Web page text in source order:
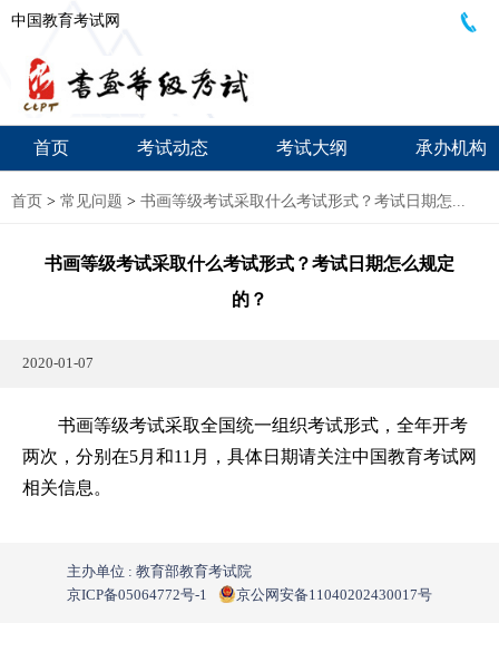
中国教育考试网
首页 考试动态 考试大纲 承办机构
首页 > 常见问题 > 书画等级考试采取什么考试形式？考试日期怎...
书画等级考试采取什么考试形式？考试日期怎么规定
的？
2020-01-07
书画等级考试采取全国统一组织考试形式，全年开考
两次，分别在5月和11月，具体日期请关注中国教育考试网
相关信息。
主办单位 : 教育部教育考试院
京ICP备05064772号-1
京公网安备11040202430017号